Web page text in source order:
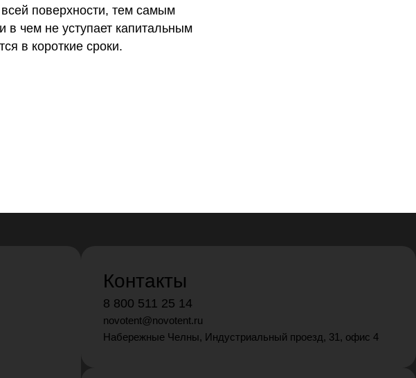
поверхности, тем самым
в чем не уступает капитальным
в короткие сроки.
Контакты
8 800 511 25 14
novotent@novotent.ru
Набережные Челны, Индустриальный проезд, 31, офис 4